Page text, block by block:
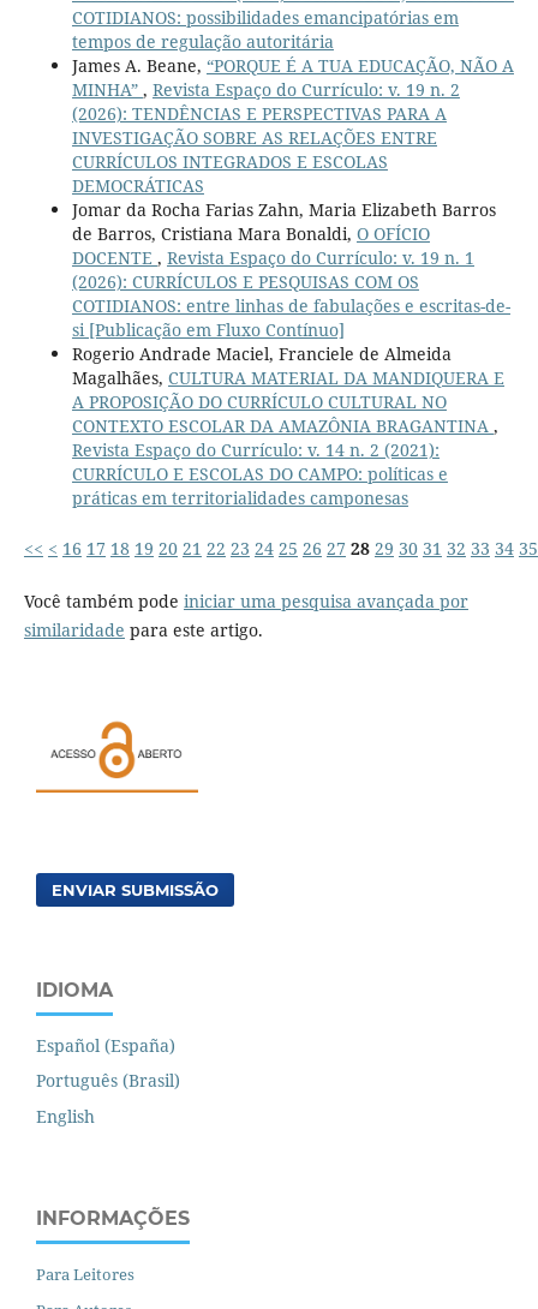
COTIDIANOS: possibilidades emancipatórias em
tempos de regulação autoritária
James A. Beane, “PORQUE É A TUA EDUCAÇÃO, NÃO A
MINHA” , Revista Espaço do Currículo: v. 19 n. 2
(2026): TENDÊNCIAS E PERSPECTIVAS PARA A
INVESTIGAÇÃO SOBRE AS RELAÇÕES ENTRE
CURRÍCULOS INTEGRADOS E ESCOLAS
DEMOCRÁTICAS
Jomar da Rocha Farias Zahn, Maria Elizabeth Barros
de Barros, Cristiana Mara Bonaldi, O OFÍCIO
DOCENTE , Revista Espaço do Currículo: v. 19 n. 1
(2026): CURRÍCULOS E PESQUISAS COM OS
COTIDIANOS: entre linhas de fabulações e escritas-de-
si [Publicação em Fluxo Contínuo]
Rogerio Andrade Maciel, Franciele de Almeida
Magalhães, CULTURA MATERIAL DA MANDIQUERA E
A PROPOSIÇÃO DO CURRÍCULO CULTURAL NO
CONTEXTO ESCOLAR DA AMAZÔNIA BRAGANTINA ,
Revista Espaço do Currículo: v. 14 n. 2 (2021):
CURRÍCULO E ESCOLAS DO CAMPO: políticas e
práticas em territorialidades camponesas
<< < 16 17 18 19 20 21 22 23 24 25 26 27 28 29 30 31 32 33 34 35
Você também pode iniciar uma pesquisa avançada por
similaridade para este artigo.
ENVIAR SUBMISSÃO
IDIOMA
Español (España)
Português (Brasil)
English
INFORMAÇÕES
Para Leitores